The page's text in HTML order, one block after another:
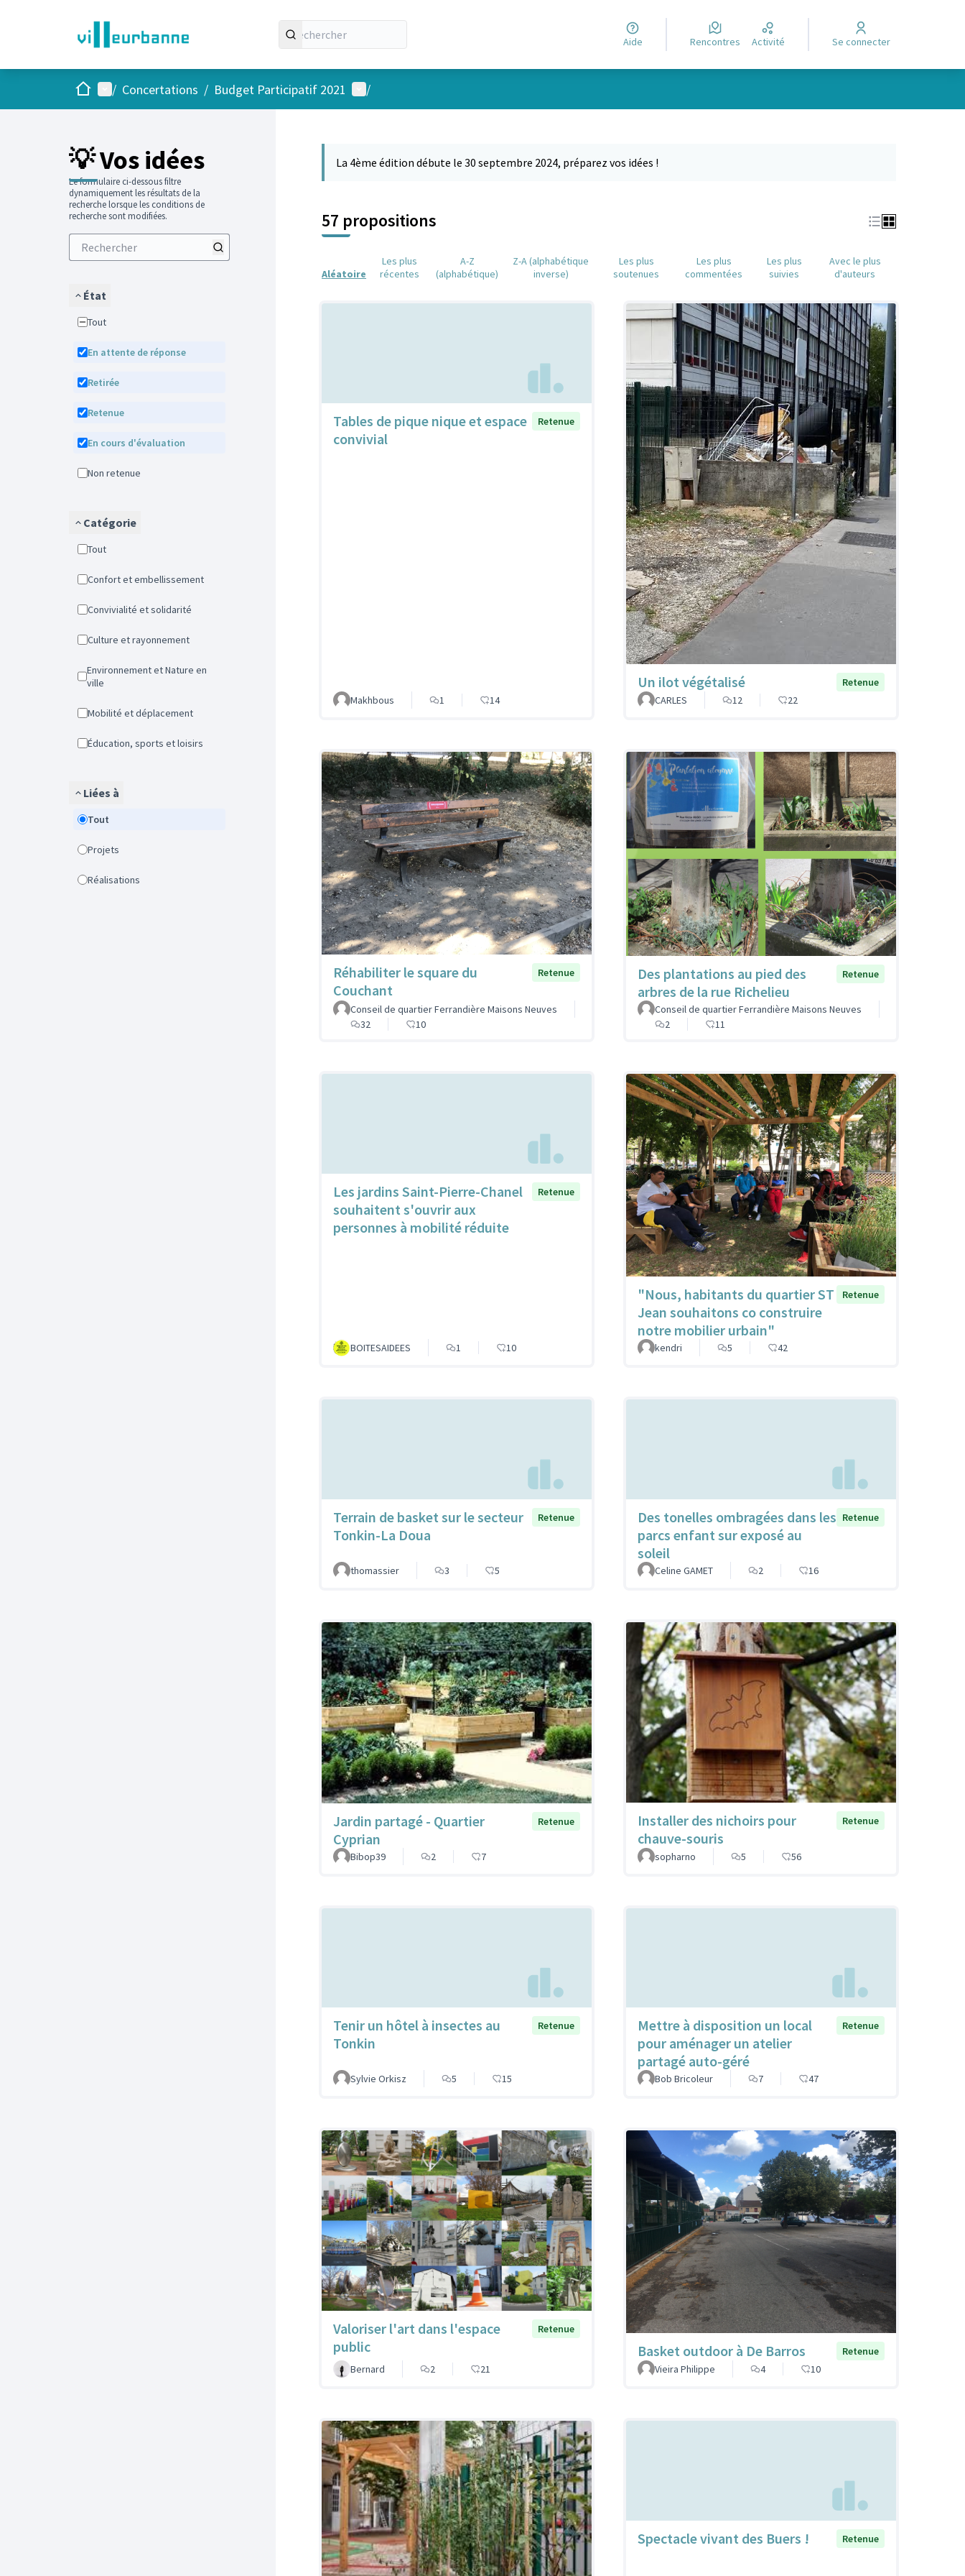
Aide Rencontres Activité Se connecter
AccueilMenu principal
/ Concertations / Budget Participatif 2021 Menu utilisateur
/
💡 Vos idées
Le formulaire ci-dessous filtre
dynamiquement les résultats de la
recherche lorsque les conditions de
recherche sont modifiées.
État
Tout
En attente de réponse
Retirée
Retenue
En cours d'évaluation
Non retenue
Catégorie
Tout
Confort et embellissement
Convivialité et solidarité
Culture et rayonnement
Environnement et Nature en
ville
Mobilité et déplacement
Éducation, sports et loisirs
Liées à
Tout
Projets
Réalisations
La 4ème édition débute le 30 septembre 2024, préparez vos idées !
57 propositions
Aléatoire
Les plus
récentes
A-Z
(alphabétique)
Z-A (alphabétique
inverse)
Les plus
soutenues
Les plus
commentées
Les plus
suivies
Avec le plus
d'auteurs
Tables de pique nique et espace
convivial
Retenue
Makhbous 1 14
Un ilot végétalisé
Retenue
CARLES
12 22
Réhabiliter le square du
Couchant
Retenue
Conseil de quartier Ferrandière Maisons Neuves
32
10
Des plantations au pied des
arbres de la rue Richelieu
Retenue
Conseil de quartier Ferrandière Maisons Neuves
2
11
Les jardins Saint-Pierre-Chanel
souhaitent s'ouvrir aux
personnes à mobilité réduite
Retenue
BOITESAIDEES 1 10
"Nous, habitants du quartier ST
Jean souhaitons co construire
notre mobilier urbain"
Retenue
kendri 5 42
Terrain de basket sur le secteur
Tonkin-La Doua
Retenue
thomassier 3 5
Des tonelles ombragées dans les
parcs enfant sur exposé au
soleil
Retenue
Celine GAMET 2 16
Jardin partagé - Quartier
Cyprian
Retenue
Bibop39 2 7
Installer des nichoirs pour
chauve-souris
Retenue
sopharno 5 56
Tenir un hôtel à insectes au
Tonkin
Retenue
Sylvie Orkisz 5 15
Mettre à disposition un local
pour aménager un atelier
partagé auto-géré
Retenue
Bob Bricoleur 7 47
Valoriser l'art dans l'espace
public
Retenue
Bernard 2 21
Basket outdoor à De Barros
Retenue
Vieira Philippe
4 10
Spectacle vivant des Buers ! Retenue